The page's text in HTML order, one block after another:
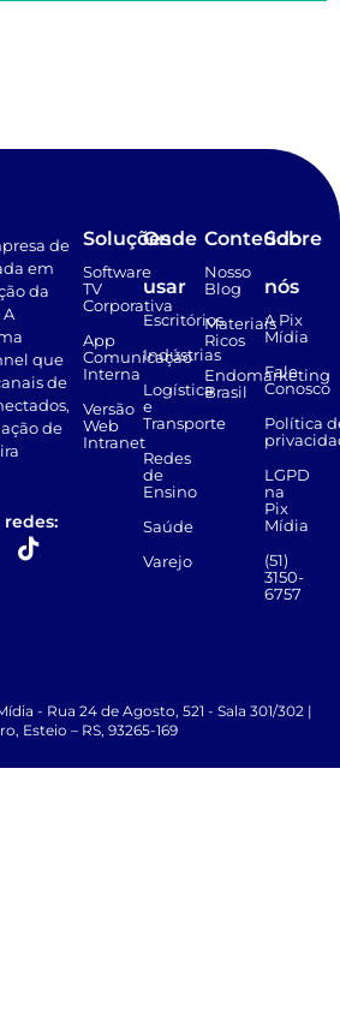
de
em
da
que
de
de
Soluções
Software
TV
Corporativa
App
Comunicação
Interna
Versão
Web
Intranet
Onde
usar
Escritórios
Indústrias
Logística
e
Transporte
Redes
de
Ensino
Saúde
Varejo
Conteúdo
Nosso
Blog
Materiais
Ricos
Endomarketing
Brasil
Sobre
nós
A Pix
Mídia
Fale
Conosco
Política
LGPD
na
Pix
Mídia
(51)
3150-
6757
- Rua 24 de Agosto, 521 - Sala 301/302 |
Esteio – RS, 93265-169